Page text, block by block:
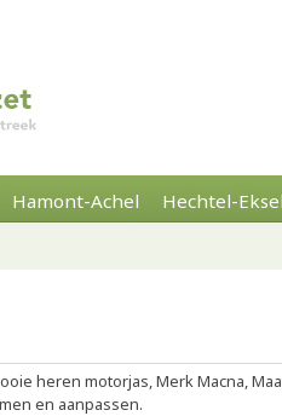
Hamont-Achel Hechtel-
heren motorjas, Merk Macna,
en aanpassen.